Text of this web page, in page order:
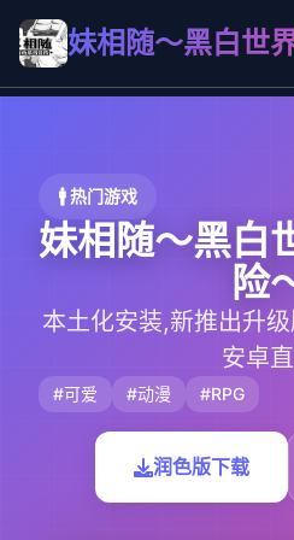
妹相随～黑白世
🚹 热门游戏
妹相随～黑白
险
本土化安装,新推出升
安卓
#可爱 #动漫 #RPG
润色版下载